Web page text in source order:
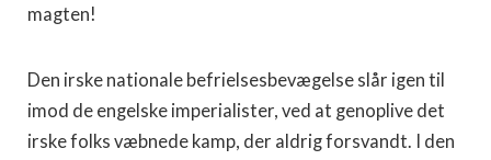
magten!
Den irske nationale befrielsesbevægelse slår igen til
imod de engelske imperialister, ved at genoplive det
irske folks væbnede kamp, der aldrig forsvandt. I den